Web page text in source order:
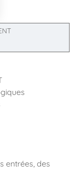
entrées, des